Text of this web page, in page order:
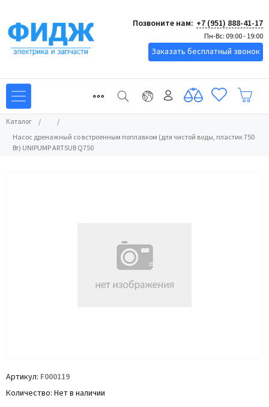
Позвоните нам: +7 (951) 888-41-17
Пн-Вс: 09:00 - 19:00
Заказать бесплатный звонок
Каталог /
/
Насос дренажный со встроенным поплавком (для чистой воды, пластик 750
Вт) UNIPUMP ARTSUB Q750
Артикул F000119
Количество Нет в наличии